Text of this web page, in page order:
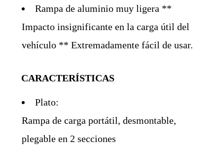
Rampa de aluminio muy ligera **
Impacto insignificante en la carga útil del
vehículo ** Extremadamente fácil de usar.
CARACTERÍSTICAS
Plato:
Rampa de carga portátil, desmontable,
plegable en 2 secciones